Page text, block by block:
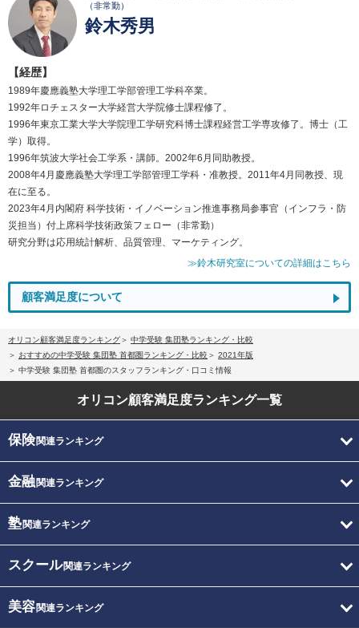
（非常勤）
鈴木秀男
【経歴】
1989年慶應義塾大学理工学部管理工学科卒業。
1992年ロチェスター大学経営大学院修士課程修了。
1996年東京工業大学大学院理工学研究科博士課程経営工学専攻修了。博士（工
学）取得。
1996年筑波大学社会工学系・講師。2002年6月同助教授。
2008年4月慶應義塾大学理工学部管理工学科・准教授。2011年4月同教授、現
在に至る。
2023年4月内閣府 科学技術・イノベーション推進事務局参事官（インフラ・防
災担当）付上席科学技術政策フェロー（非常勤）
研究分野は応用統計解析、品質管理、マーケティング。
≫鈴木研究室についての詳細はこちら
顧客満足度について
オリコン顧客満足度ランキング
中学受験 集団塾ランキング・比較
おすすめの中学受験 集団塾 首都圏ランキング・比較
2021年版
中学受験 集団塾 首都圏のスタッフランキング・口コミ情報
オリコン顧客満足度ランキング一覧
保険関連ランキング
金融関連ランキング
塾関連ランキング
スクール関連ランキング
美容関連ランキング